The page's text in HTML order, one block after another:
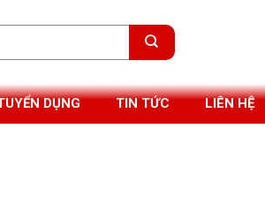
DỤNG TIN TỨC LIÊN HỆ